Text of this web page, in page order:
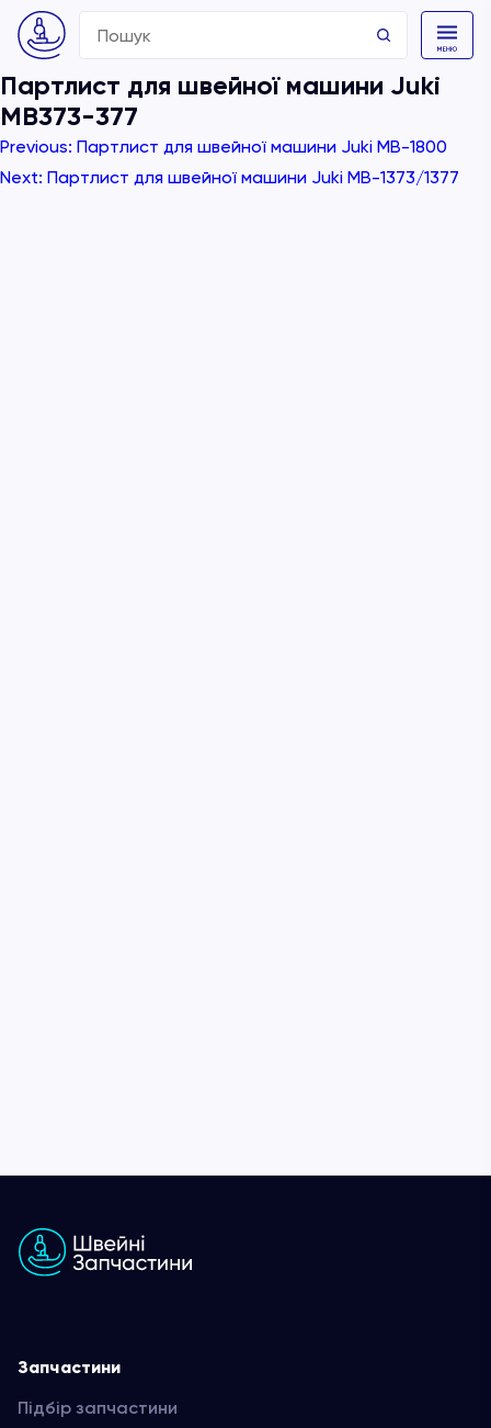
Search
for:
Партлист для швейної машини Juki
MB373-377
Навігація
записів
Previous: Партлист для швейної машини Juki MB-1800
Next: Партлист для швейної машини Juki MB-1373/1377
Запчастини
Підбір запчастини